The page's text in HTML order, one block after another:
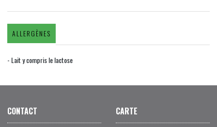
ALLERGÈNES
- Lait y compris le lactose
CONTACT CARTE